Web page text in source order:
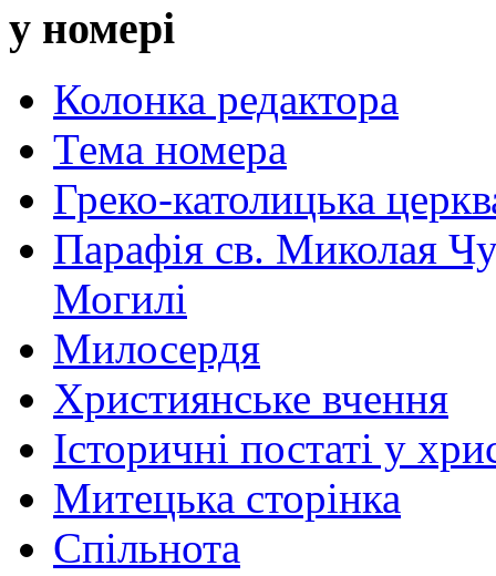
у номері
Колонка редактора
Тема номера
Греко-католицька
Парафія св. Миколая
Могилі
Милосердя
Християнське вчення
Історичні постаті у
Митецька сторінка
Спільнота